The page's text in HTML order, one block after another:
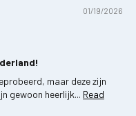
01/19/2026
maar deze zijn
gewoon heerlijk... Read